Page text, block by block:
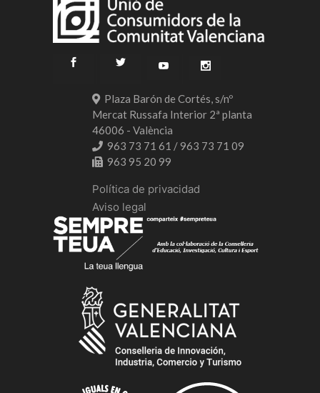
Plaza Barón de Cortés, s/nº
Mercat Russafa Interior 2ª planta
46006 - València
963 73 71 61 / 963 73 71 09
963 95 20 99
Política de privacidad
Aviso legal